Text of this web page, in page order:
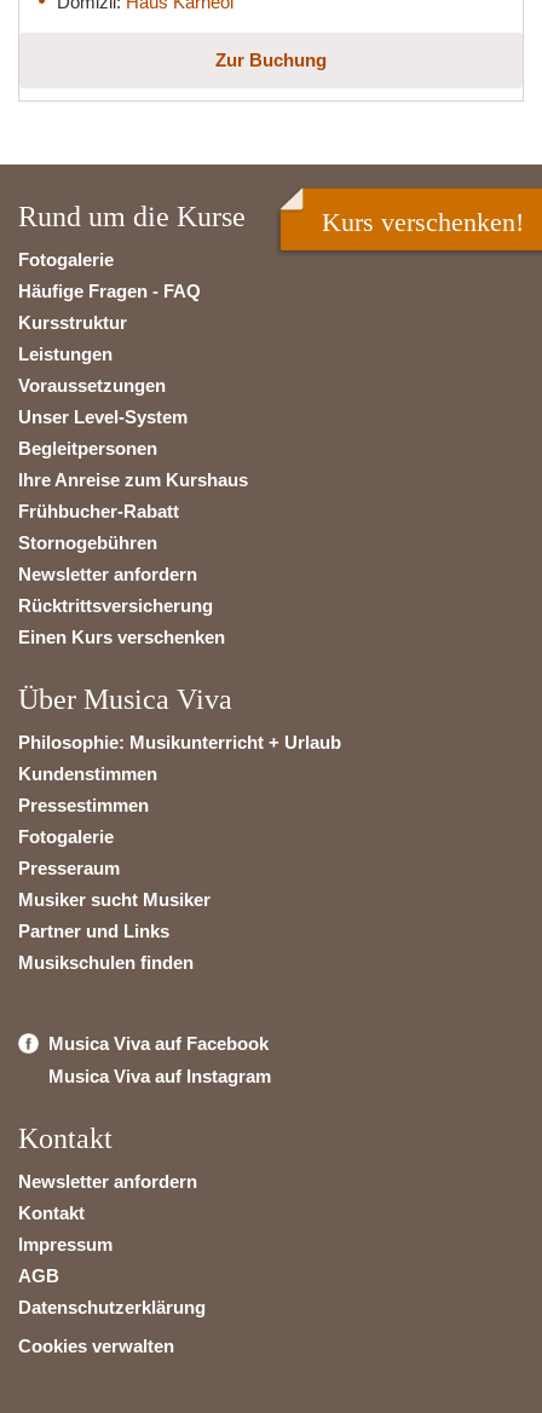
Zur Buchung
Rund um die Kurse
Fotogalerie
Häufige Fragen - FAQ
Kursstruktur
Leistungen
Voraussetzungen
Unser Level-System
Begleitpersonen
Ihre Anreise zum Kurshaus
Frühbucher-Rabatt
Stornogebühren
Newsletter anfordern
Rücktrittsversicherung
Einen Kurs verschenken
Über Musica Viva
Philosophie: Musikunterricht + Urlaub
Kundenstimmen
Pressestimmen
Fotogalerie
Presseraum
Musiker sucht Musiker
Partner und Links
Musikschulen finden
Musica Viva auf Facebook
Musica Viva auf Instagram
Kontakt
Newsletter anfordern
Kontakt
Impressum
AGB
Datenschutzerklärung
Cookies verwalten
Kurs verschenken!